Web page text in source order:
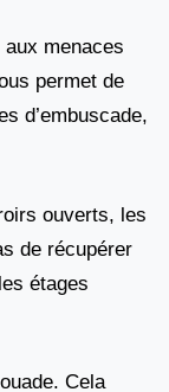
menaces
permet de
d’embuscade,
ouverts, les
de récupérer
étages
Cela